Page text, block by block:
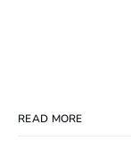
READ MORE